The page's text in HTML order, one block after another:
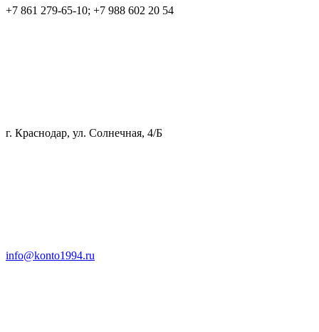
+7 861 279-65-10; +7 988 602 20 54
г. Краснодар, ул. Солнечная, 4/Б
info@konto1994.ru